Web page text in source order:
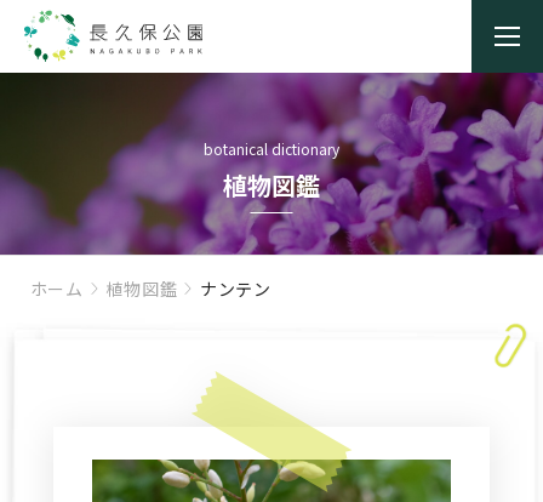
botanical dictionary
植物図鑑
ホーム 植物図鑑 ナンテン